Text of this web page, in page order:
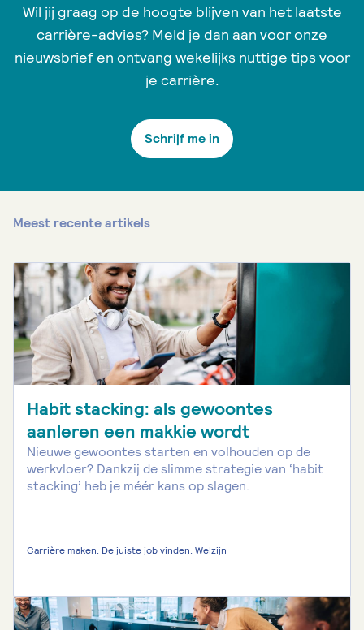
Wil jij graag op de hoogte blijven van het laatste
carrière-advies? Meld je dan aan voor onze
nieuwsbrief en ontvang wekelijks nuttige tips voor
je carrière.
Schrijf me in
Meest recente artikels
Habit stacking: als gewoontes
aanleren een makkie wordt
Nieuwe gewoontes starten en volhouden op de
werkvloer? Dankzij de slimme strategie van ‘habit
stacking’ heb je méér kans op slagen.
Carrière maken, De juiste job vinden, Welzijn